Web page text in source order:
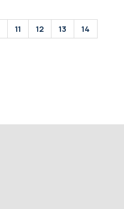
11 12 13
14